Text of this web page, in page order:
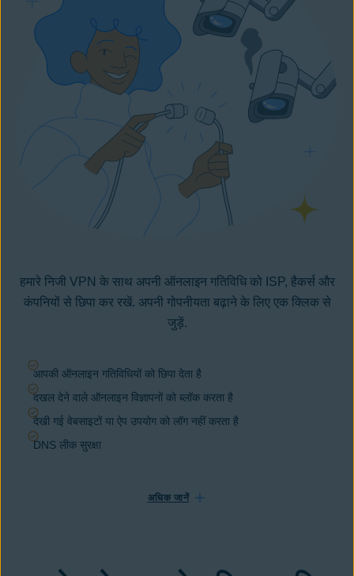
हमारे निजी VPN के साथ अपनी ऑनलाइन गतिविधि को ISP, हैकर्स और
कंपनियों से छिपा कर रखें. अपनी गोपनीयता बढ़ाने के लिए एक क्लिक से
जुड़ें.
आपकी ऑनलाइन गतिविधियों को छिपा देता है
दखल देने वाले ऑनलाइन विज्ञापनों को ब्लॉक करता है
देखी गई वेबसाइटों या ऐप उपयोग को लॉग नहीं करता है
DNS लीक सुरक्षा
अधिक जानें